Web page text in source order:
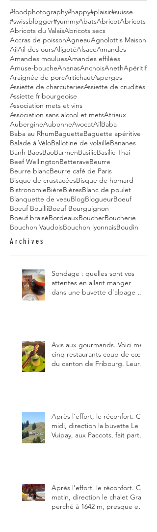
#foodphotography#happy#plaisir#suisse
#swissblogger#yummyAbatsAbricotAbricots
Abricots du ValaisAbricots secs
Accras de poissonAgneauAgnolottis Maison
AilAil des oursAligotéAlsaceAmandes
Amandes mouluesAmandes effilées
Amuse-boucheAnanasAnchoisAnethApéritif
Araignée de porcArtichautAsperges
Assiette de charcuteriesAssiette de crudités
Assiette fribourgeoise
Association mets et vins
Association sans alcool et metsAtriaux
AubergineAubonneAvocatAïlBaba
Baba au RhumBaguetteBaguette apéritive
Balade à VéloBallotine de volailleBananes
Banh BaosBaoBarmenBasilicBasilic Thai
Beef WellingtonBetteraveBeurre
Beurre blancBeurre café de Paris
Bisque de crustacéesBisque de homard
BistronomieBièreBièresBlanc de poulet
Blanquette de veauBlogBlogueurBoeuf
Boeuf BouilliBoeuf Bourguignon
Boeuf braiséBordeauxBoucherBoucherie
Bouchon VaudoisBouchon lyonnaisBoudin
Archives
Sondage : quelles sont vos
attentes en allant manger
dans une buvette d’alpage et,
Avis aux gourmands. Voici mes
cinq restaurants coup de cœur
du canton de Fribourg. Leurs
Après l’effort, le réconfort. Ce
midi, direction la buvette Le
Vuipay, aux Paccots, fait partie
Après l’effort, le réconfort. Ce
matin, direction le chalet Grat
perché à 1642 m, presque en